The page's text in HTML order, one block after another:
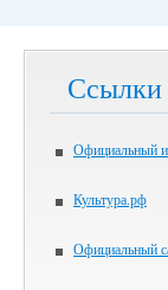
Ссылки
Официальный
Культура.рф
Официальный